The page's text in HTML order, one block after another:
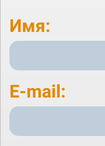
Имя:
E-mail: